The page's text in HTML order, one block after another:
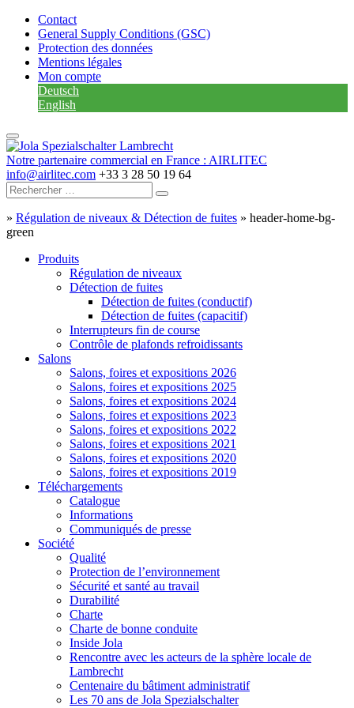
Contact
General Supply Conditions (GSC)
Protection des données
Mentions légales
Mon compte
Deutsch
English
Notre partenaire commercial en France : AIRLITEC
info@airlitec.com +33 3 28 50 19 64
» Régulation de niveaux & Détection de fuites » header-home-bg-
green
Produits
Régulation de niveaux
Détection de fuites
Détection de fuites (conductif)
Détection de fuites (capacitif)
Interrupteurs fin de course
Contrôle de plafonds refroidissants
Salons
Salons, foires et expositions 2026
Salons, foires et expositions 2025
Salons, foires et expositions 2024
Salons, foires et expositions 2023
Salons, foires et expositions 2022
Salons, foires et expositions 2021
Salons, foires et expositions 2020
Salons, foires et expositions 2019
Téléchargements
Catalogue
Informations
Communiqués de presse
Société
Qualité
Protection de l’environnement
Sécurité et santé au travail
Durabilité
Charte
Charte de bonne conduite
Inside Jola
Rencontre avec les acteurs de la sphère locale de
Lambrecht
Centenaire du bâtiment administratif
Les 70 ans de Jola Spezialschalter